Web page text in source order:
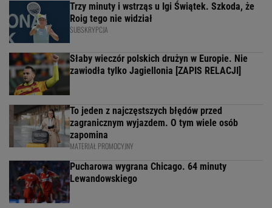
Trzy minuty i wstrząs u Igi Świątek. Szkoda, że
Roig tego nie widział
SUBSKRYPCJA
Słaby wieczór polskich drużyn w Europie. Nie
zawiodła tylko Jagiellonia [ZAPIS RELACJI]
To jeden z najczęstszych błędów przed
zagranicznym wyjazdem. O tym wiele osób
zapomina
MATERIAŁ PROMOCYJNY
Pucharowa wygrana Chicago. 64 minuty
Lewandowskiego